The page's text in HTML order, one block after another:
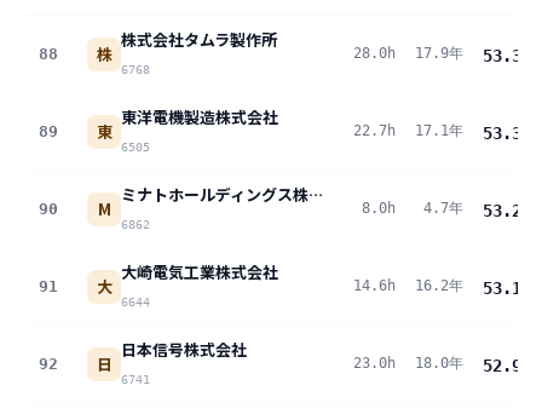
88 株
株式会社タムラ製作所
6768
28.0h 17.9年 53.3
89 東
東洋電機製造株式会社
6505
22.7h 17.1年 53.3
90 M
ミナトホールディングス株式会社
6862
8.0h 4.7年 53.2
91 大
大崎電気工業株式会社
6644
14.6h 16.2年 53.1
92 日
日本信号株式会社
6741
23.0h 18.0年 52.9